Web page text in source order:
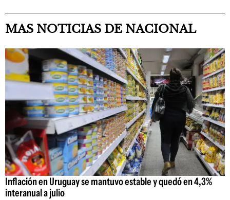
MAS NOTICIAS DE NACIONAL
Inflación en Uruguay se mantuvo estable y quedó en 4,3%
interanual a julio